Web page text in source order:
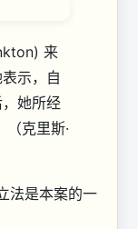
来
示，自
她所经
（克里斯·
法是本案的一